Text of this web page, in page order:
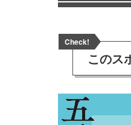
Check!
このス